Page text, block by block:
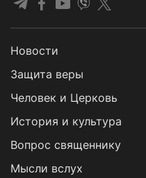
Новости
Защита веры
Человек и Церковь
История и культура
Вопрос священнику
Мысли вслух